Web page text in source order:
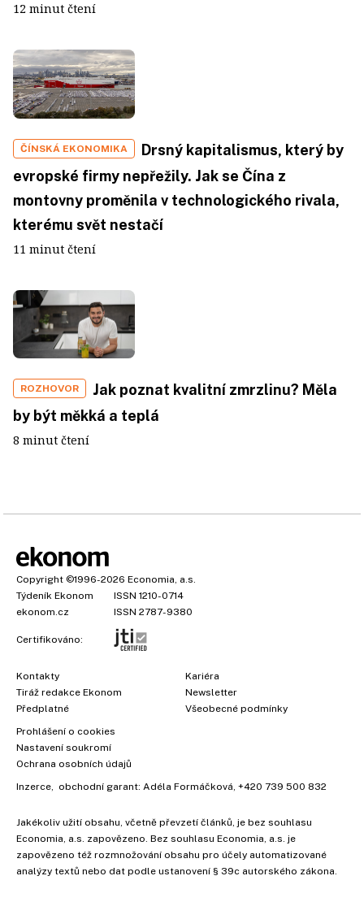
12 minut čtení
ČÍNSKÁ EKONOMIKA
Drsný kapitalismus, který by
evropské firmy nepřežily. Jak se Čína z
montovny proměnila v technologického rivala,
kterému svět nestačí
11 minut čtení
ROZHOVOR
Jak poznat kvalitní zmrzlinu? Měla
by být měkká a teplá
8 minut čtení
Copyright ©1996-2026 Economia, a.s.
Týdeník Ekonom
ISSN 1210-0714
ekonom.cz
ISSN 2787-9380
Certifikováno:
Kontakty
Tiráž redakce Ekonom
Předplatné
Kariéra
Newsletter
Všeobecné podmínky
Prohlášení o cookies
Nastavení soukromí
Ochrana osobních údajů
Inzerce, obchodní garant: Adéla Formáčková, +420 739 500 832
Jakékoliv užití obsahu, včetně převzetí článků, je bez souhlasu
Economia, a.s. zapovězeno. Bez souhlasu Economia, a.s. je
zapovězeno též rozmnožování obsahu pro účely automatizované
analýzy textů nebo dat podle ustanovení § 39c autorského zákona.